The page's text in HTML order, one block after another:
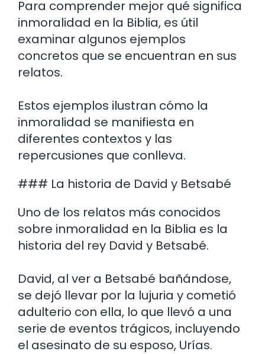
Para comprender mejor qué significa
inmoralidad en la Biblia, es útil
examinar algunos ejemplos
concretos que se encuentran en sus
relatos.
Estos ejemplos ilustran cómo la
inmoralidad se manifiesta en
diferentes contextos y las
repercusiones que conlleva.
### La historia de David y Betsabé
Uno de los relatos más conocidos
sobre inmoralidad en la Biblia es la
historia del rey David y Betsabé.
David, al ver a Betsabé bañándose,
se dejó llevar por la lujuria y cometió
adulterio con ella, lo que llevó a una
serie de eventos trágicos, incluyendo
el asesinato de su esposo, Urías.